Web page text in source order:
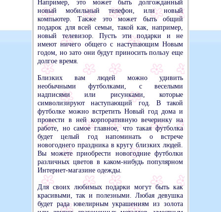
Например, это может быть долгожданный
новый мобильный телефон, или новый
компьютер. Также это может быть общий
подарок для всей семьи, такой как, например,
новый телевизор. Пусть эти подарки и не
имеют ничего общего с наступающим Новым
годом, но зато они будут приносить пользу еще
долгое время.
Близких вам людей можно удивить
необычными футболками, с веселыми
надписями или рисунками, которые
символизируют наступающий год. В такой
футболке можно встретить Новый год дома и
провести в ней корпоративную вечеринку на
работе, но самое главное, что такая футболка
будет целый год напоминать о встрече
новогоднего праздника в кругу близких людей.
Вы можете приобрести новогодние футболки
различных цветов в каком-нибудь популярном
Интернет-магазине одежды.
Для своих любимых подарки могут быть как
красивыми, так и полезными. Любая девушка
будет рада ювелирным украшениям из золота